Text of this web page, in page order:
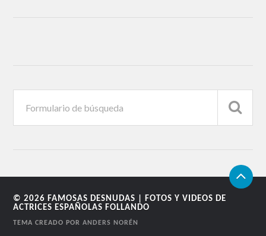
© 2026 FAMOSAS DESNUDAS | FOTOS Y VIDEOS DE
ACTRICES ESPAÑOLAS FOLLANDO
TEMA CREADO PORANDERS NORÉN